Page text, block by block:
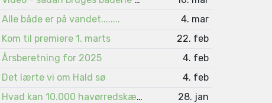
Alle både er på vandet........
4. mar
Kom til premiere 1. marts
22. feb
Årsberetning for 2025
4. feb
Det lærte vi om Hald sø
4. feb
Hvad kan 10.000 havørredskæl fortælle ?
28. jan